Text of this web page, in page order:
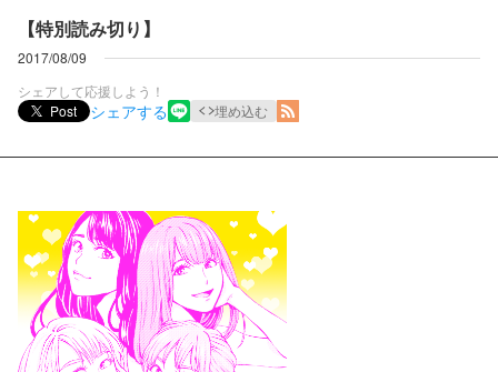
【特別読み切り】
2017/08/09
シェアして応援しよう！
Post
シェアする 埋め込む